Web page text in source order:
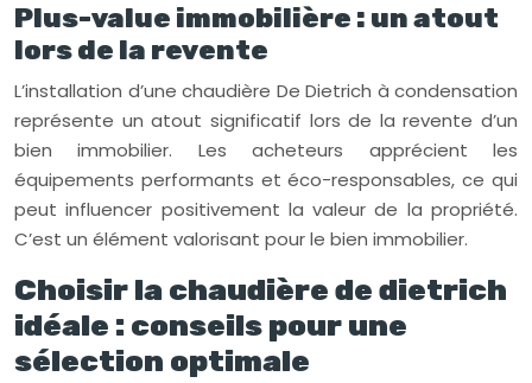
Plus-value immobilière : un atout
lors de la revente
L’installation d’une chaudière De Dietrich à condensation
représente un atout significatif lors de la revente d’un
bien immobilier. Les acheteurs apprécient les
équipements performants et éco-responsables, ce qui
peut influencer positivement la valeur de la propriété.
C’est un élément valorisant pour le bien immobilier.
Choisir la chaudière de dietrich
idéale : conseils pour une
sélection optimale